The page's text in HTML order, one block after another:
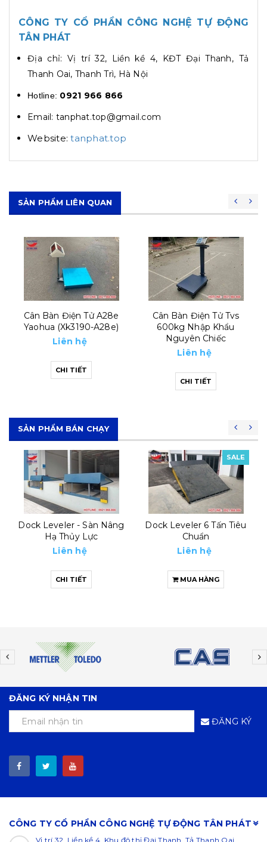
CÔNG TY CỔ PHẦN CÔNG NGHỆ TỰ ĐỘNG
TÂN PHÁT
Địa chỉ: Vị trí 32, Liền kề 4, KĐT Đại Thanh, Tả
Thanh Oai, Thanh Trì, Hà Nội
Hotline: 0921 966 866
Email: tanphat.top@gmail.com
Website:tanphat.top
SẢN PHẨM LIÊN QUAN
Cân Bàn Điện Tử Tvs
600kg Nhập Khẩu
Nguyên Chiếc
CHI TIẾT
Cân Điện Tử Chống
Nước Super Ss
Liên hệ
SẢN PHẨM BÁN CHẠY
SALE
Dock Leveler 6 Tấn Tiêu
Chuẩn
Liên hệ
MUA HÀNG
SALE
Automatic Dock Leveler
8 Tấn
Liên hệ
MUA HÀNG
ĐĂNG KÝ NHẬN TIN
ĐĂNG KÝ
CÔNG TY CỔ PHẦN CÔNG NGHỆ TỰ ĐỘNG TÂN PHÁT
Vị trí 32, Liền kề 4, Khu đô thị Đại Thanh, Tả Thanh Oai,